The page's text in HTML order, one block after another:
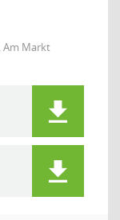
Am Markt